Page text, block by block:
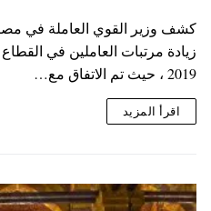
كشف وزير القوي العاملة في
زيادة مرتبات العاملين في
2019 ، حيث تم الاتفاق مع…
اقرأ المزيد